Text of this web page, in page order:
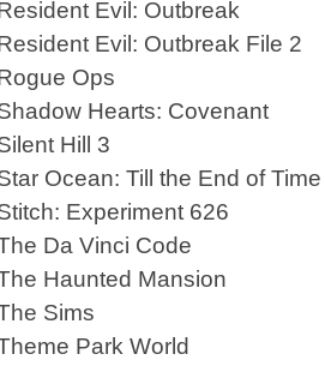
Evil: Outbreak
Evil: Outbreak File 2
Ops
Hearts: Covenant
Hill 3
Ocean: Till the End of Time
Experiment 626
Da Vinci Code
Haunted Mansion
Sims
Park World